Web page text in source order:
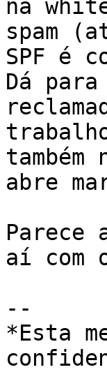
na
spam
SPF é
Dá
abre
Parece
aí com
--
*Esta